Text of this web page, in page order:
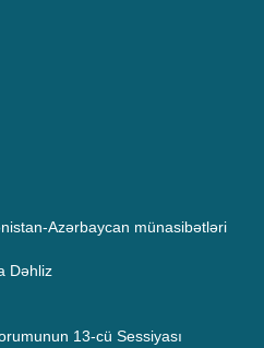
Azərbaycan münasibətləri
Dəhliz
13-cü Sessiyası